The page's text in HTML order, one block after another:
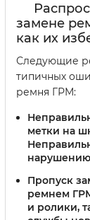
замене
как их
Следующие
типичных
ремня ГРМ:
метки на
Пропуск
ремнем
и ролики,